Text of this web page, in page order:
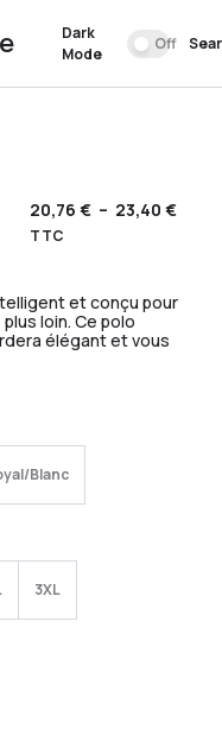
Dark
Mode
Off
20,76 € – 23,40 €
TTC
et conçu pour
loin. Ce polo
élégant et vous
Blanc
3XL